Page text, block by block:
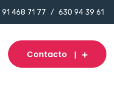
91 468 71 77 / 630 94 39 61
Contacto